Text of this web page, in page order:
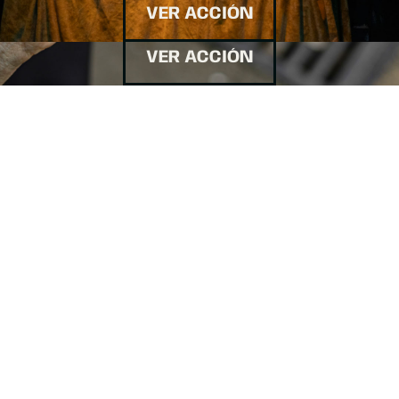
VER ACCIÓN
VER ACCIÓN